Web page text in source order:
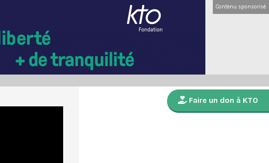
Contenu sponsorisé
Faire un don à KTO